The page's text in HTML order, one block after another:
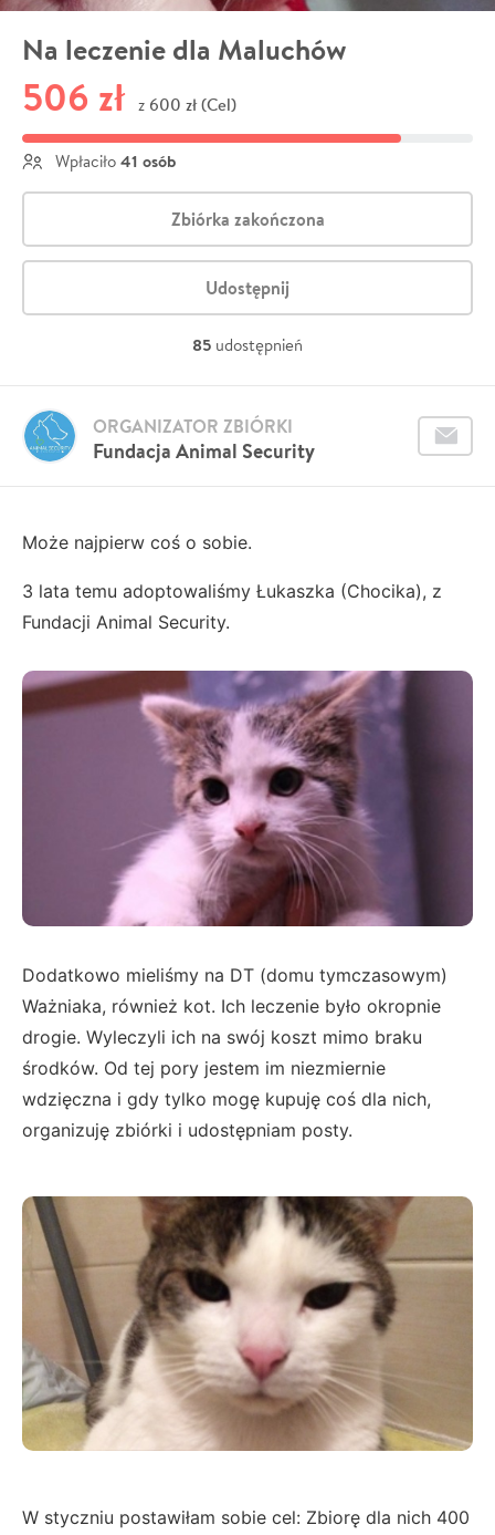
Na leczenie dla Maluchów
506 zł z 600 zł (Cel)
Wpłaciło 41 osób
Zbiórka zakończona
Udostępnij
85 udostępnień
Fundacja Animal Security
ORGANIZATOR ZBIÓRKI
Może najpierw coś o sobie.
3 lata temu adoptowaliśmy Łukaszka (Chocika), z
Fundacji Animal Security.
Dodatkowo mieliśmy na DT (domu tymczasowym)
Ważniaka, również kot. Ich leczenie było okropnie
drogie. Wyleczyli ich na swój koszt mimo braku
środków. Od tej pory jestem im niezmiernie
wdzięczna i gdy tylko mogę kupuję coś dla nich,
organizuję zbiórki i udostępniam posty.
W styczniu postawiłam sobie cel: Zbiorę dla nich 400